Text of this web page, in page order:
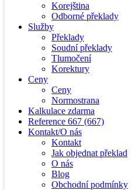
Korejština
Odborné překlady
Služby
Překlady
Soudní překlady
Tlumočení
Korektury
Ceny
Ceny
Normostrana
Kalkulace zdarma
Reference 667 (667)
Kontakt/O nás
Kontakt
Jak objednat překlad
O nás
Blog
Obchodní podmínky